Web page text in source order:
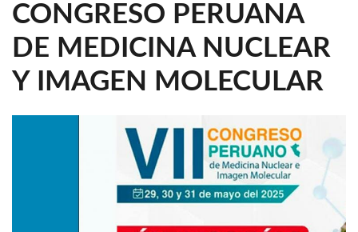
CONGRESO PERUANA
DE MEDICINA NUCLEAR
Y IMAGEN MOLECULAR